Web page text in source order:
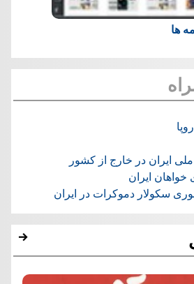
ها
ایران در خارج از کشور
ایران
سکولار دموکرات در ایران